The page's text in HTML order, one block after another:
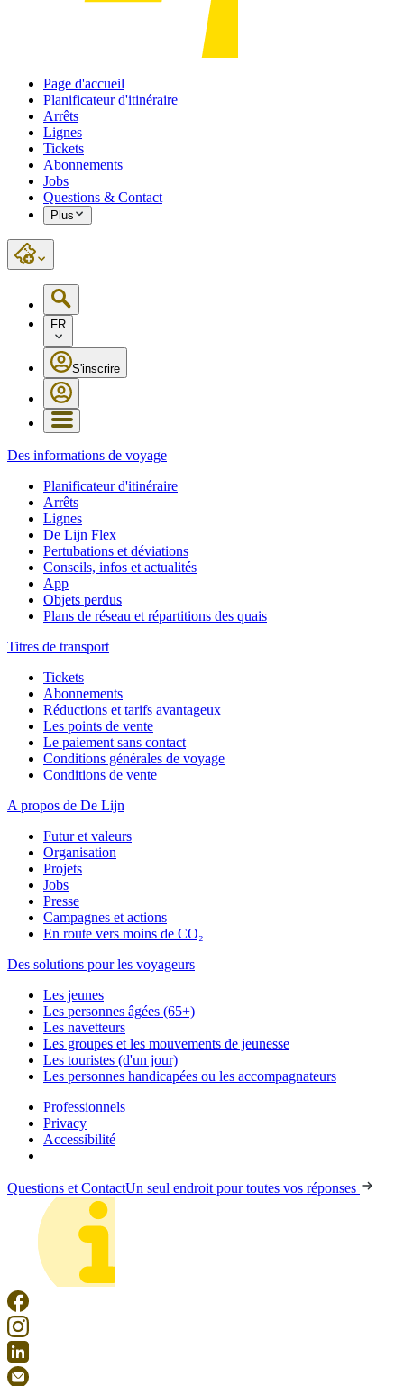
Page d'accueil
Planificateur d'itinéraire
Arrêts
Lignes
Tickets
Abonnements
Jobs
Questions & Contact
Plus
FR
S'inscrire
Des informations de voyage
Planificateur d'itinéraire
Arrêts
Lignes
De Lijn Flex
Pertubations et déviations
Conseils, infos et actualités
App
Objets perdus
Plans de réseau et répartitions des quais
Titres de transport
Tickets
Abonnements
Réductions et tarifs avantageux
Les points de vente
Le paiement sans contact
Conditions générales de voyage
Conditions de vente
A propos de De Lijn
Futur et valeurs
Organisation
Projets
Jobs
Presse
Campagnes et actions
En route vers moins de CO₂
Des solutions pour les voyageurs
Les jeunes
Les personnes âgées (65+)
Les navetteurs
Les groupes et les mouvements de jeunesse
Les touristes (d'un jour)
Les personnes handicapées ou les accompagnateurs
Professionnels
Privacy
Accessibilité
Questions et ContactUn seul endroit pour toutes vos réponses